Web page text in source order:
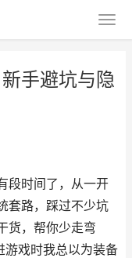
手避坑与隐
段时间了，从一开
套路，踩过不少坑
货，帮你少走弯
游戏时我总以为装备